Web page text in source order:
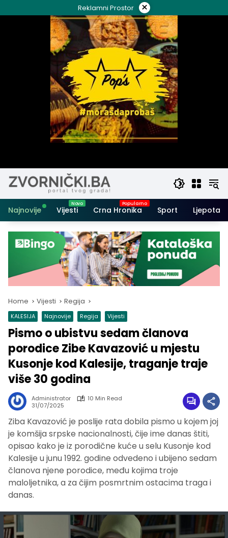
to
Reklamni Prostor ×
Najnovije Vijesti Crna Hronika Sport Ljepota i
Home Vijesti Regija
KALESIJA Najnovije Regija Vijesti
Pismo o ubistvu sedam članova
porodice Zibe Kavazović u mjestu
Kusonje kod Kalesije, traganje traje
više 30 godina
Administrator
10 Min Read
31/07/2025
Ziba Kavazović je poslije rata dobila pismo u kojem joj
je komšija srpske nacionalnosti, čije ime danas štiti,
opisao kako je iz porodične kuće u selu Kusonje kod
Kalesije u junu 1992. godine odvedeno i ubijeno sedam
članova njene porodice, među kojima troje
maloljetnika, a za čijim posmrtnim ostacima traga i
danas.